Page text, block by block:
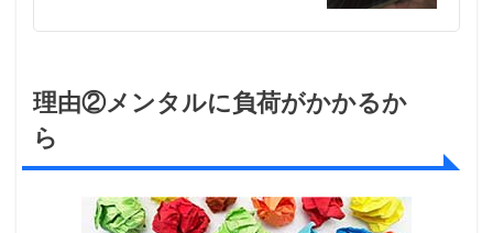
理由②メンタルに負荷がかかるか
ら